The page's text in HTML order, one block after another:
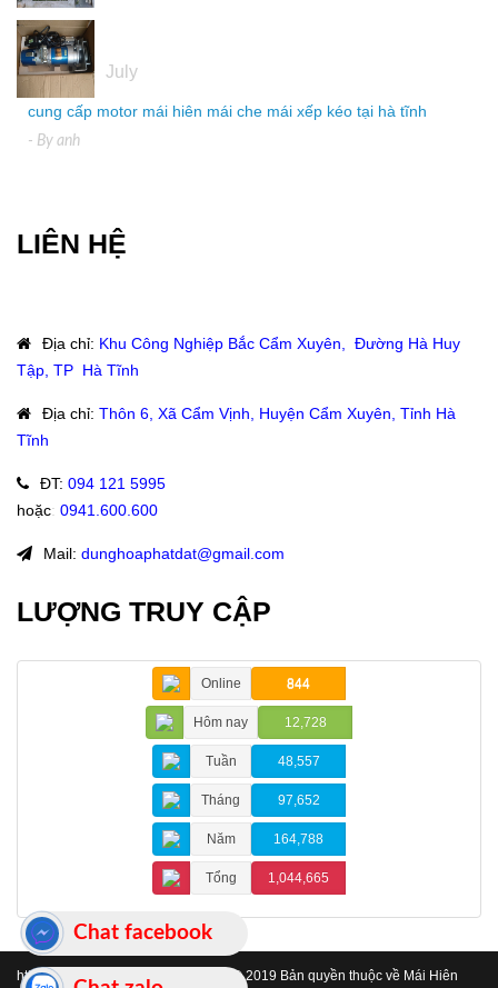
July
cung cấp motor mái hiên mái che mái xếp kéo tại hà tĩnh
- By anh
LIÊN HỆ
Địa chỉ: Khu Công Nghiệp Bắc Cẩm Xuyên, Đường Hà Huy
Tập, TP Hà Tĩnh
Địa chỉ: Thôn 6, Xã Cẩm Vịnh, Huyện Cẩm Xuyên, Tỉnh Hà
Tĩnh
ĐT: 094 121 5995
hoặc: 0941.600.600
Mail: dunghoaphatdat@gmail.com
LƯỢNG TRUY CẬP
Online 844
Hôm nay 12,728
Tuần 48,557
Tháng 97,652
Năm 164,788
Tổng 1,044,665
https://www.maihienchehatinh.com/ © 2019 Bản quyền thuộc về Mái Hiên
Chat facebook